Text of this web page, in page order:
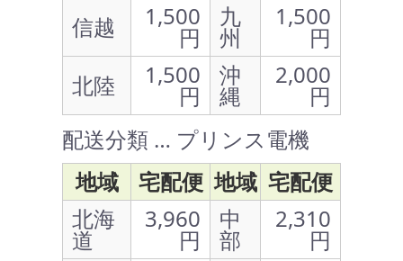
信越
1,500
円
九
州
1,500
円
北陸
1,500
円
沖
縄
2,000
円
配送分類 … プリンス電機
地域
宅配便 地域 宅配便
北海
道
3,960
円
中
部
2,310
円